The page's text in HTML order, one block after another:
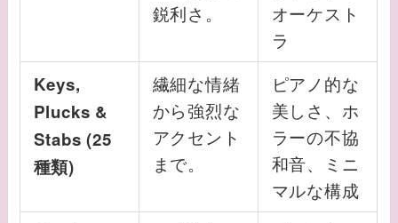
鋭利さ。
オーケスト
ラ
Keys,
Plucks &
Stabs (25
種類)
繊細な情緒
から強烈な
アクセント
まで。
ピアノ的な
美しさ、ホ
ラーの不協
和音、ミニ
マルな構成